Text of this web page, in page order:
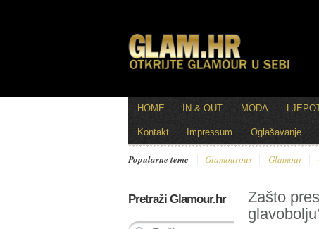
HOME IN & OUT MODA
Kontakt Impressum Oglašavanje
Popularne teme Glamourous Glamour
Pretraži Glamour.hr
Zašto